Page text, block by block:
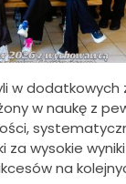
w
w naukę z
za wysokie
na